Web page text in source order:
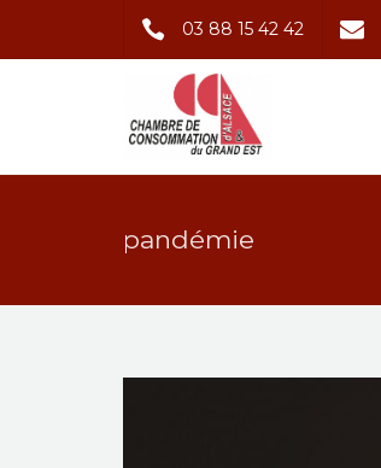
03 88 15 42 42
pandémie